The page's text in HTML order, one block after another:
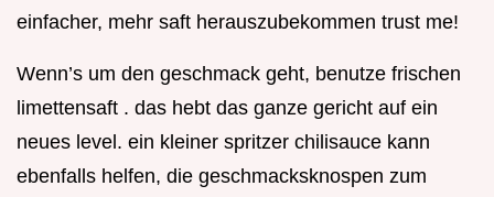
einfacher, mehr saft herauszubekommen trust me!
Wenn’s um den geschmack geht, benutze frischen
limettensaft . das hebt das ganze gericht auf ein
neues level. ein kleiner spritzer chilisauce kann
ebenfalls helfen, die geschmacksknospen zum